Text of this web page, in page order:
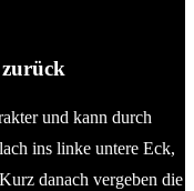
und kann durch
ins linke untere Eck,
danach vergeben die